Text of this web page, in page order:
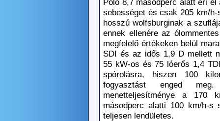
sebességet és csak 205 km/
hosszú wolfsburginak a
ennek ellenére az
megfelelő értékeken belül
SDI és az idős 1,9 D mellett
55 kW-os és 75 lóerős 1,4
spórolásra, hiszen 100
fogyasztást enged
menetteljesítménye a 170
másodperc alatti 100 km/h-s
teljesen lendületes.